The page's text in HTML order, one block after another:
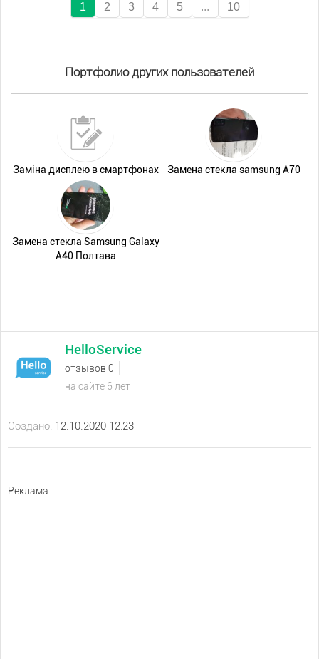
1 2 3 4 5 ... 10
Портфолио других пользователей
Заміна дисплею в смартфонах Замена стеклa samsung A70
Замена стекла Samsung Galaxy
A40 Полтава
HelloService
отзывов 0
на сайте 6 лет
Создано: 12.10.2020 12:23
Реклама